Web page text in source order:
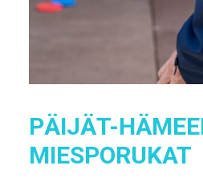
PÄIJÄT-
MIESPORUKAT